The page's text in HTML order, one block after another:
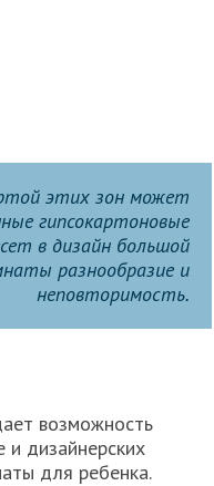
этих зон может
гипсокартоновые
в дизайн большой
разнообразие и
неповторимость.
возможность
и дизайнерских
для ребенка.